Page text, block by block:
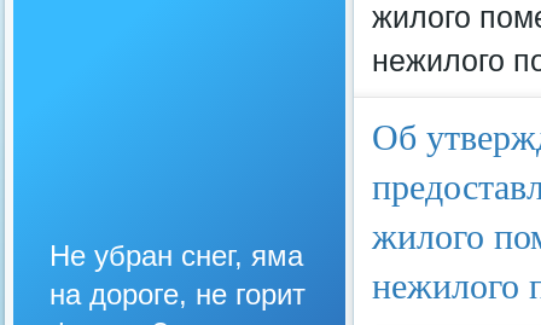
жилого
нежилого
Об
жилого
нежилого
Не убран снег, яма
на дороге, не горит